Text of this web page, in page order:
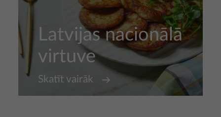
Latvijas nacionālā
virtuve
Skatīt vairāk